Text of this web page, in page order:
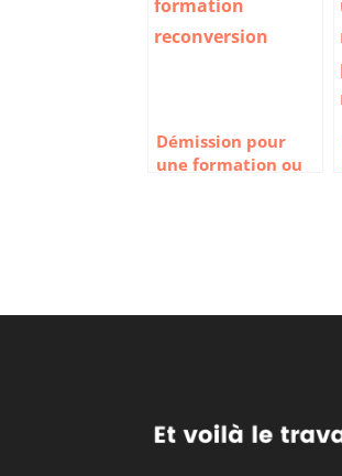
Démission pour
une formation ou